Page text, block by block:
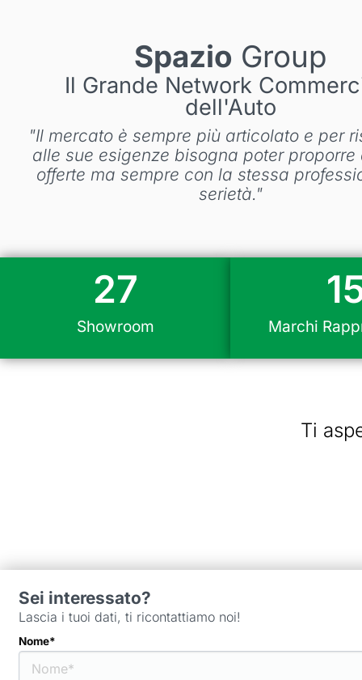
Spazio Group
Il Grande Network
dell'Auto
"Il mercato è sempre più articolato e per
alle sue esigenze bisogna poter proporre
offerte ma sempre con la stessa
serietà."
Showroom
27
Marchi
Ti
Sei interessato?
Lascia i tuoi dati, ti ricontattiamo noi!
Nome*